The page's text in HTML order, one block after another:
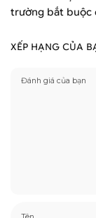
trường bắt buộc
XẾP HẠNG CỦA